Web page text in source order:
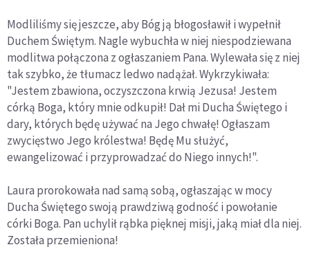
Modliliśmy się jeszcze, aby Bóg ją błogosławił i wypełnił
Duchem Świętym. Nagle wybuchła w niej niespodziewana
modlitwa połączona z ogłaszaniem Pana. Wylewała się z niej
tak szybko, że tłumacz ledwo nadążał. Wykrzykiwała:
"Jestem zbawiona, oczyszczona krwią Jezusa! Jestem
córką Boga, który mnie odkupił! Dał mi Ducha Świętego i
dary, których będę używać na Jego chwałę! Ogłaszam
zwycięstwo Jego królestwa! Będę Mu służyć,
ewangelizować i przyprowadzać do Niego innych!".
Laura prorokowała nad samą sobą, ogłaszając w mocy
Ducha Świętego swoją prawdziwą godność i powołanie
córki Boga. Pan uchylił rąbka pięknej misji, jaką miał dla niej.
Została przemieniona!